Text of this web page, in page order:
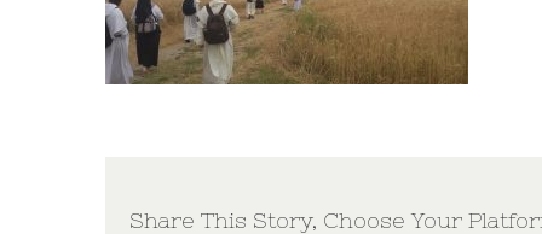
Share This Story, Choose Your